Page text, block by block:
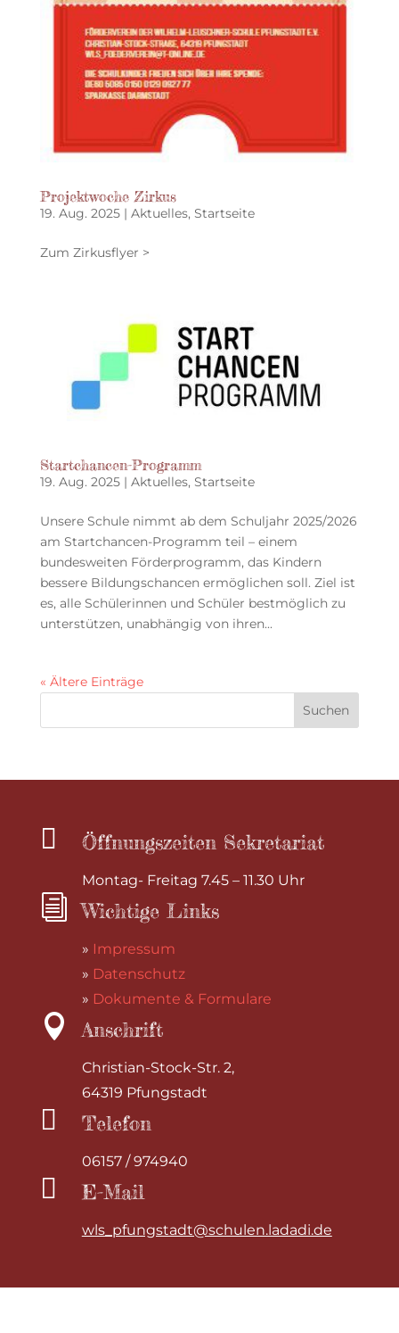
Projektwoche Zirkus
19. Aug. 2025| Aktuelles, Startseite
Zum Zirkusflyer >
Startchancen-Programm
19. Aug. 2025| Aktuelles, Startseite
Unsere Schule nimmt ab dem Schuljahr 2025/2026
am Startchancen-Programm teil – einem
bundesweiten Förderprogramm, das Kindern
bessere Bildungschancen ermöglichen soll. Ziel ist
es, alle Schülerinnen und Schüler bestmöglich zu
unterstützen, unabhängig von ihren...
« Ältere Einträge
 Öffnungszeiten Sekretariat
Montag- Freitag 7.45 – 11.30 Uhr
i Wichtige Links
» Impressum
» Datenschutz
» Dokumente & Formulare
 Anschrift
Christian-Stock-Str. 2,
64319 Pfungstadt
 Telefon
06157 / 974940
 E-Mail
wls_pfungstadt@schulen.ladadi.de